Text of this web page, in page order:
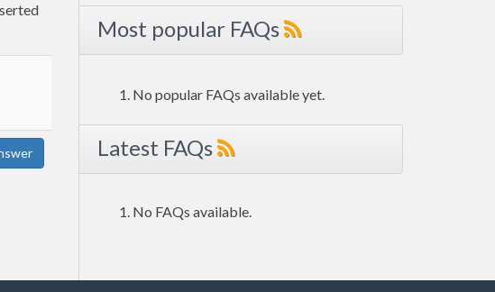
Most popular FAQs
No popular FAQs available yet.
Latest FAQs
No FAQs available.